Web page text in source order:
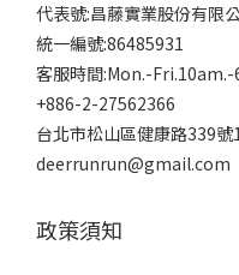
代表號:昌藤實業股份有限
統一編號:86485931
客服時間:Mon.-
+886-2-27562366
台北市松山區健康路339號
deerrunrun@gmail.com
政策須知